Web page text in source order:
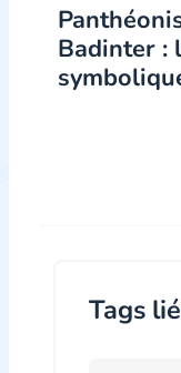
Badinter :
Tags